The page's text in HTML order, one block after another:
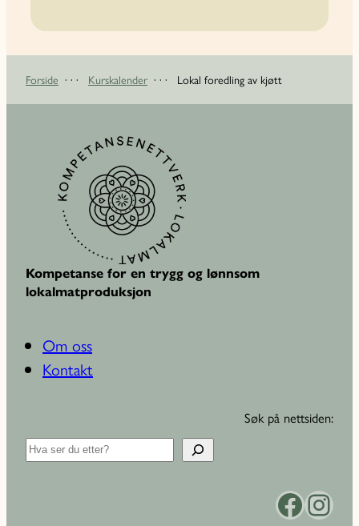
Forside · · · Kurskalender · · · Lokal foredling av kjøtt
Kompetanse for en trygg og lønnsom
lokalmatproduksjon
Om oss
Kontakt
Søk på nettsiden:
S
ø
Facebook Instagram